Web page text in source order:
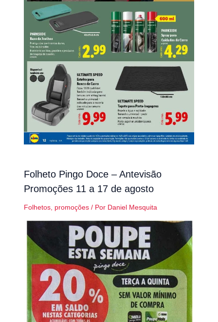
Folheto Pingo Doce – Antevisão
Promoções 11 a 17 de agosto
Folhetos, promoções/ Por Daniel Mesquita